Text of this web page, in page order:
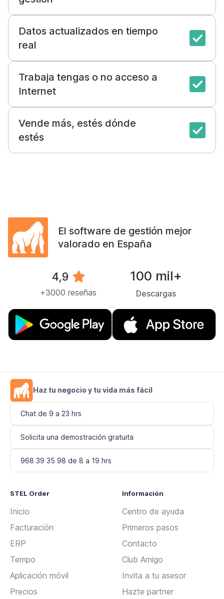
Datos actualizados en tiempo
real
Trabaja tengas o no acceso a
Internet
Vende más, estés dónde
estés
El software de gestión mejor
valorado en España
+3000 reseñas
100 mil+
Descargas
Haz tu negocio y tu vida más fácil
Chat de 9 a 23 hrs
Solicita una demostración gratuita
968 39 35 98 de 8 a 19 hrs
STEL Order
Inicio
Facturación
ERP
Tempo
Aplicación móvil
Precios
Información
Centro de ayuda
Primeros pasos
Contacto
Club Amigo
Invita a tu asesor
Hazte partner